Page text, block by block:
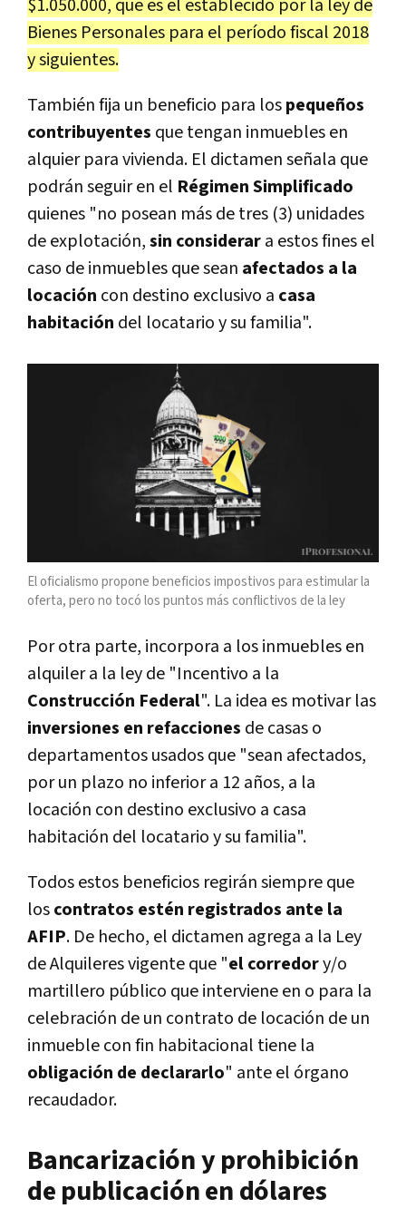
$1.050.000, que es el establecido por la ley de
Bienes Personales para el período fiscal 2018
y siguientes.
También fija un beneficio para lospequeños
contribuyentes que tengan inmuebles en
alquier para vivienda. El dictamen señala que
podrán seguir en el Régimen Simplificado
quienes "no posean más de tres (3) unidades
de explotación,sin considerara estos fines el
caso de inmuebles que sean afectados a la
locación con destino exclusivo a casa
habitación del locatario y su familia".
El oficialismo propone beneficios impostivos para estimular la
oferta, pero no tocó los puntos más conflictivos de la ley
Por otra parte, incorpora a los inmuebles en
alquiler a la ley de "Incentivo a la
Construcción Federal". La idea es motivar las
inversiones en refacciones de casas o
departamentos usados que "sean afectados,
por un plazo no inferior a 12 años, a la
locación con destino exclusivo a casa
habitación del locatario y su familia".
Todos estos beneficios regirán siempre que
loscontratos estén registrados ante la
AFIP. De hecho, el dictamen agrega a la Ley
de Alquileres vigente que "el corredory/o
martillero público que interviene en o para la
celebración de un contrato de locación de un
inmueble con fin habitacional tiene la
obligación de declararlo" ante el órgano
recaudador.
Bancarización y prohibición
de publicación en dólares